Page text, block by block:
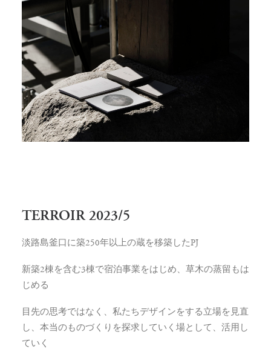
TERROIR 2023/5
淡路島釜口に築250年以上の蔵を移築したPJ
新築2棟を含む3棟で宿泊事業をはじめ、草木の蒸留もは
じめる
目先の思考ではなく、私たちデザインをする立場を見直
し、本当のものづくりを探求していく場として、活用し
ていく